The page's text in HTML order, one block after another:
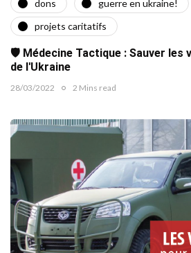
dons
guerre en ukraine!
projets caritatifs
🛡️ Médecine Tactique : Sauver les
de l'Ukraine
28/03/2022 2 Mins read